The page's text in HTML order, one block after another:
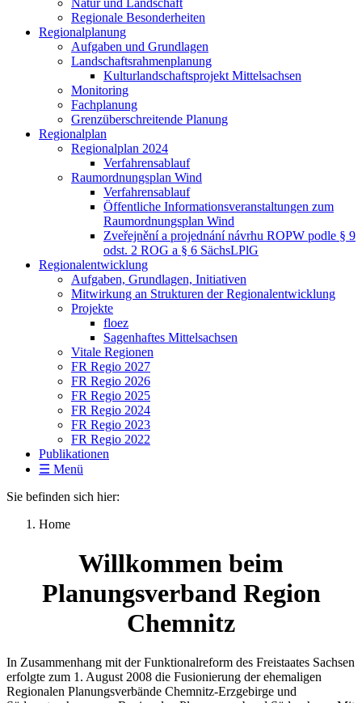
Regionale Besonderheiten
Regionalplanung
Aufgaben und Grundlagen
Landschaftsrahmenplanung
Kulturlandschaftsprojekt Mittelsachsen
Monitoring
Fachplanung
Grenzüberschreitende Planung
Regionalplan
Regionalplan 2024
Verfahrensablauf
Raumordnungsplan Wind
Verfahrensablauf
Öffentliche Informationsveranstaltungen zum
Raumordnungsplan Wind
Zveřejnění a projednání návrhu ROPW podle § 9
odst. 2 ROG a § 6 SächsLPlG
Regionalentwicklung
Aufgaben, Grundlagen, Initiativen
Mitwirkung an Strukturen der Regionalentwicklung
Projekte
floez
Sagenhaftes Mittelsachsen
Vitale Regionen
FR Regio 2027
FR Regio 2026
FR Regio 2025
FR Regio 2024
FR Regio 2023
FR Regio 2022
Publikationen
☰ Menü
Sie befinden sich hier:
Home
Willkommen beim
Planungsverband Region
Chemnitz
In Zusammenhang mit der Funktionalreform des Freistaates Sachsen
erfolgte zum 1. August 2008 die Fusionierung der ehemaligen
Regionalen Planungsverbände Chemnitz-Erzgebirge und